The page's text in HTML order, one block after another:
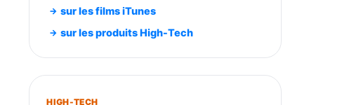
Smartphone SAMSUNG Galaxy
S26+ Violet 256Go
749,99€1240,43€Fnac (Vendeur Tiers)
sur les films iTunes
sur les produits High-Tech
HIGH-TECH